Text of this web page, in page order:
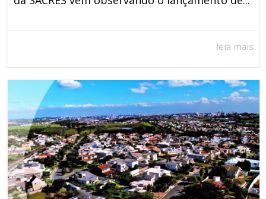
leia mais